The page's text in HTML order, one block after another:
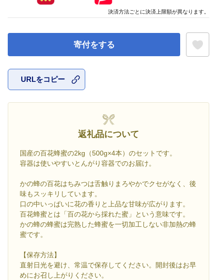
寄付をする
URLをコピー
返礼品について
国産の百花蜂蜜の2kg（500g×4本）のセットです。
容器は使いやすいとんがり容器でのお届け。
かの蜂の百花はちみつは舌触りまろやかでクセがなく、後
味もスッキリしています。
口の中いっぱいに花の香りと上品な甘味が広がります。
百花蜂蜜とは「百の花から採れた蜜」という意味です。
かの蜂の蜂蜜は完熟した蜂蜜を一切加工しない非加熱の蜂
蜜です。
【保存方法】
直射日光を避け、常温で保存してください。開封後はお早
めにお召し上がりください。
決済方法ごとに決済上限額が異なります。